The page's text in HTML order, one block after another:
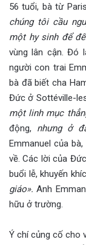
56 tuổi, bà từ
chúng tôi cầu
một hy sinh để
vùng lân cận. Đó
người con trai
bà đã biết cha
Đức ở Sottéville-
một linh mục
động, nhưng ở
Emmanuel của
về. Các lời của
buổi lễ, khuyến
giáo». Anh
hữu ở trường.
Ý chí củng cố cho